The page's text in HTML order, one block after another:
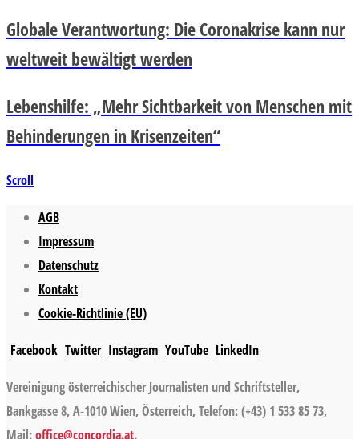
Globale Verantwortung: Die Coronakrise kann nur
weltweit bewältigt werden
Lebenshilfe: „Mehr Sichtbarkeit von Menschen mit
Behinderungen in Krisenzeiten“
Scroll
AGB
Impressum
Datenschutz
Kontakt
Cookie-Richtlinie (EU)
Facebook Twitter Instagram YouTube LinkedIn
Vereinigung österreichischer Journalisten und Schriftsteller,
Bankgasse 8, A-1010 Wien, Österreich, Telefon: (+43) 1 533 85 73,
Mail:office@concordia.at.